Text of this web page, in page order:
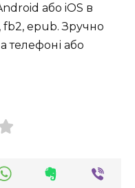
або iOS в
fb2, epub. Зручно
телефоні або